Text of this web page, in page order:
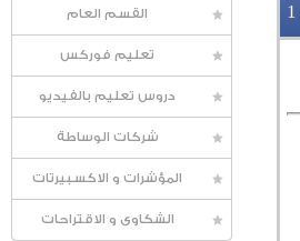
القسم العام
تعليم فوركس
دروس تعليم بالفيديو
شركات الوساطة
المؤشرات و الاكسبيرتات
الشكاوى و الاقتراحات
1